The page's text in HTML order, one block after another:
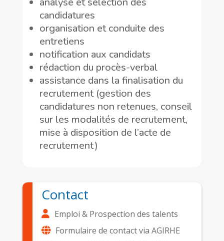
candidatures
organisation et conduite des
entretiens
notification aux candidats
rédaction du procès-verbal
assistance dans la finalisation du
recrutement (gestion des
candidatures non retenues, conseil
sur les modalités de recrutement,
mise à disposition de l’acte de
recrutement)
Contact
Emploi & Prospection des talents
Formulaire de contact via AGIRHE